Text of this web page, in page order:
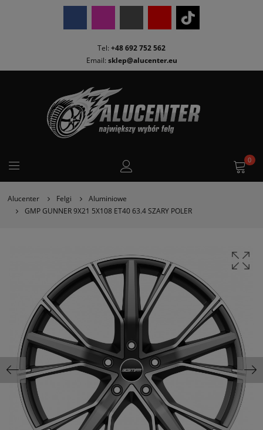
Tel: +48 692 752 562
Email: sklep@alucenter.eu
0
Alucenter Felgi
Aluminiowe
GMP GUNNER 9X21 5X108 ET40 63.4 SZARY POLER